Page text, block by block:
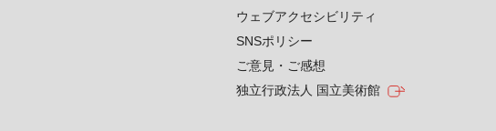
ウェブアクセシビリティ
SNSポリシー
ご意見・ご感想
独立行政法人 国立美術館